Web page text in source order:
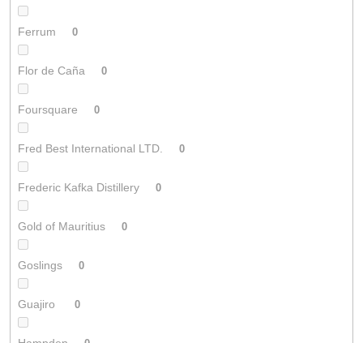
Ferrum 0
Flor de Caña 0
Foursquare 0
Fred Best International LTD. 0
Frederic Kafka Distillery 0
Gold of Mauritius 0
Goslings 0
Guajiro 0